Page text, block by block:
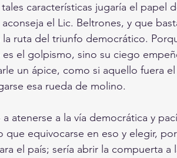
características jugaría el papel
el Lic. Beltrones, y que
ruta del triunfo democrático.
es el golpismo, sino su ciego
un ápice, como si aquello fuera
esa rueda de molino.
atenerse a la vía democrática y
que equivocarse en eso y elegir,
el país; sería abrir la compuerta